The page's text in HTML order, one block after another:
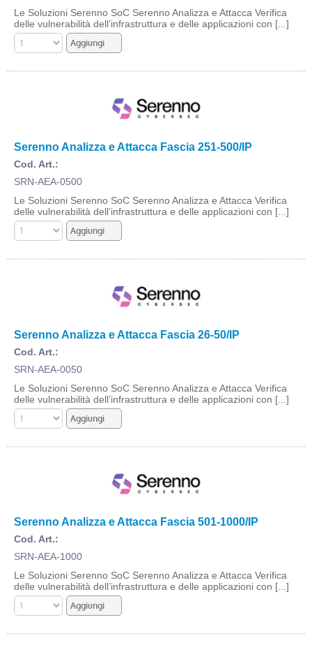
Le Soluzioni Serenno SoC Serenno Analizza e Attacca Verifica
delle vulnerabilità dell’infrastruttura e delle applicazioni con [...]
Serenno Analizza e Attacca Fascia 251-500/IP
Cod. Art.:
SRN-AEA-0500
Le Soluzioni Serenno SoC Serenno Analizza e Attacca Verifica
delle vulnerabilità dell’infrastruttura e delle applicazioni con [...]
Serenno Analizza e Attacca Fascia 26-50/IP
Cod. Art.:
SRN-AEA-0050
Le Soluzioni Serenno SoC Serenno Analizza e Attacca Verifica
delle vulnerabilità dell’infrastruttura e delle applicazioni con [...]
Serenno Analizza e Attacca Fascia 501-1000/IP
Cod. Art.:
SRN-AEA-1000
Le Soluzioni Serenno SoC Serenno Analizza e Attacca Verifica
delle vulnerabilità dell’infrastruttura e delle applicazioni con [...]